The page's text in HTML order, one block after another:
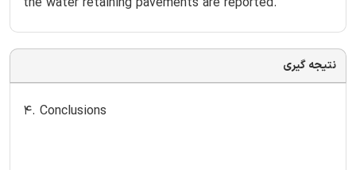
نتیجه گیری
4. Conclusions